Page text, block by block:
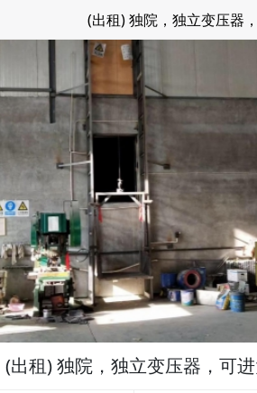
(出租) 独院，独立变压器
(出租) 独院，独立变压器，可